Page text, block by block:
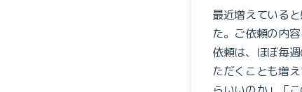
最近増えている
た。ご依頼の内
依頼は、ほぼ毎
ただくことも増